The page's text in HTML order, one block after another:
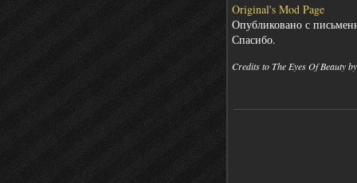
Original's Mod Page
Опубликовано с
Спасибо.
Credits to The Eyes Of Beauty